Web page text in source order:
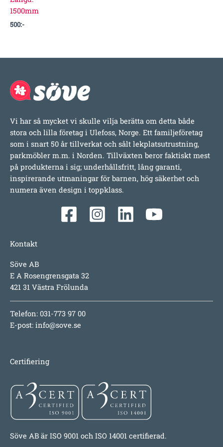
1500mm
500:-
Vi har så mycket vi skulle vilja berätta om detta både
stora och lilla företag i Ulefoss, Norge. Ett familjeföretag
som i snart 50 år tillverkat och sålt lekplatsutrustning,
parkmöbler m.m. i Norden. Tillväxten beror faktiskt mest
på produkterna i sig; underhållsfritt, lång garanti,
inspirerande utmaningar för barnen, hög säkerhet och
numera även design i toppklass.
Kontakt
Söve AB
E A Rosengrensgata 32
421 31 Västra Frölunda
Telefon: 031-773 97 00
E-post: info@sove.se
Certifiering
Söve AB är ISO 9001 och ISO 14001 certifierad.